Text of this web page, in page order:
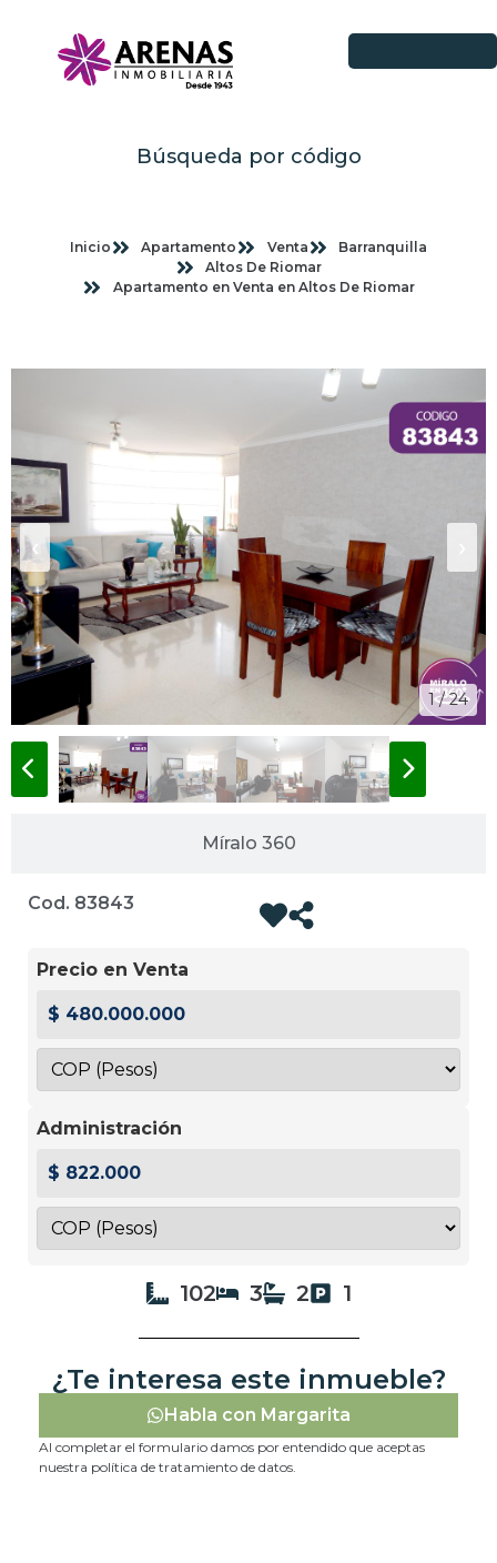
Búsqueda por código
Inicio Apartamento Venta
Barranquilla
Altos De Riomar
Apartamento en Venta en Altos De Riomar
Míralo 360
1 / 24
‹
Cod. 83843
Precio en Venta
$ 480.000.000
Administración
$ 822.000
102 3 2 1
¿Te interesa este inmueble?
Habla con Margarita
Al completar el formulario damos por entendido que aceptas
nuestra política de tratamiento de datos.